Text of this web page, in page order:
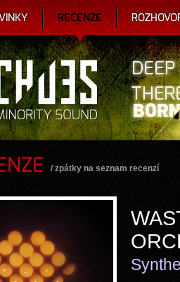
RECENZE
/ zpátky na seznam recenzí